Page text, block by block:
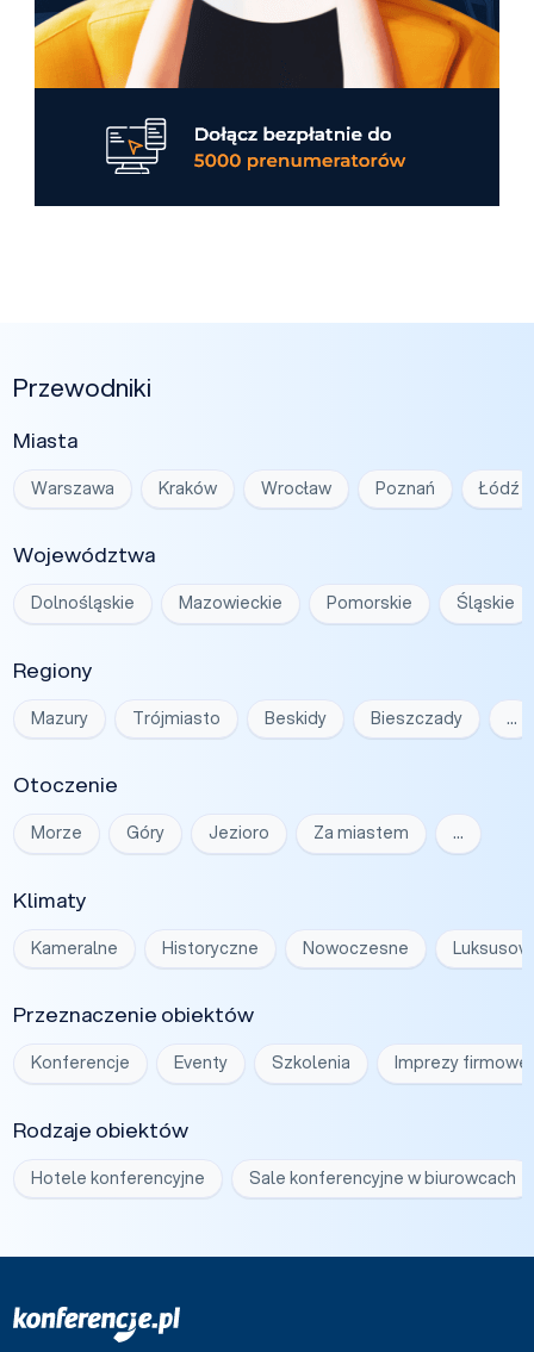
Przewodniki
Miasta
Warszawa Kraków Wrocław Poznań Łódź
Województwa
Dolnośląskie Mazowieckie Pomorskie Śląskie
Regiony
Mazury Trójmiasto Beskidy Bieszczady …
Otoczenie
Morze Góry Jezioro Za miastem …
Klimaty
Kameralne Historyczne Nowoczesne
Przeznaczenie obiektów
Konferencje Eventy Szkolenia Imprezy firmowe
Rodzaje obiektów
Hotele konferencyjne Sale konferencyjne w biurowcach